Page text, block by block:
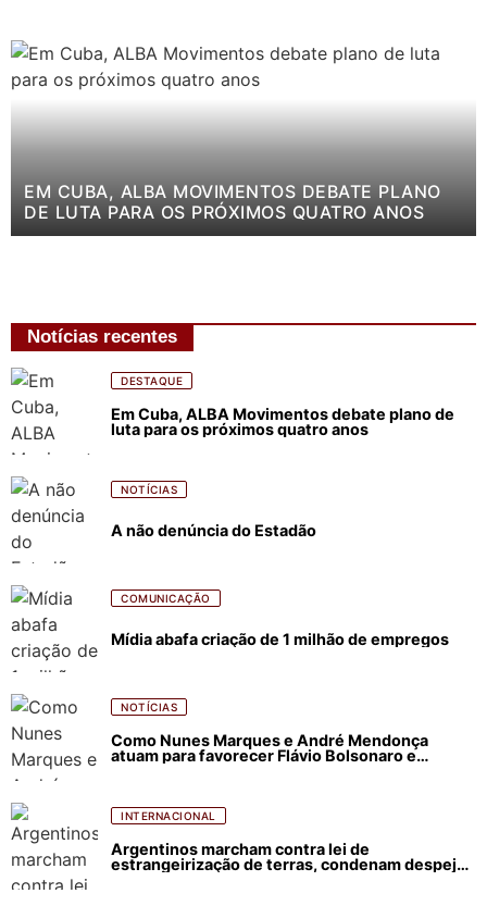
EM CUBA, ALBA MOVIMENTOS DEBATE PLANO
DE LUTA PARA OS PRÓXIMOS QUATRO ANOS
Notícias recentes
DESTAQUE
Em Cuba, ALBA Movimentos debate plano de
luta para os próximos quatro anos
NOTÍCIAS
A não denúncia do Estadão
COMUNICAÇÃO
Mídia abafa criação de 1 milhão de empregos
NOTÍCIAS
Como Nunes Marques e André Mendonça
atuam para favorecer Flávio Bolsonaro e
INTERNACIONAL
Argentinos marcham contra lei de
estrangeirização de terras, condenam despejos